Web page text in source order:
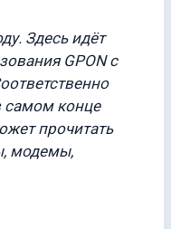
Здесь идёт
GPON с
самом конце
прочитать
модемы,